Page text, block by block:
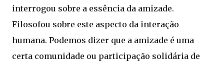
interrogou sobre a essência da amizade.
Filosofou sobre este aspecto da interação
humana. Podemos dizer que a amizade é uma
certa comunidade ou participação solidária de